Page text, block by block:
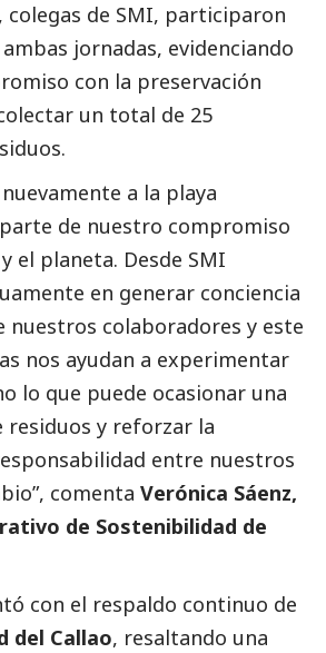
colegas de SMI, participaron
jornadas, evidenciando
con la preservación
un total de 25
a la playa
de nuestro compromiso
el planeta. Desde SMI
en generar conciencia
nuestros colaboradores y este
nos ayudan a experimentar
lo que puede ocasionar una
residuos y reforzar la
entre nuestros
comenta Verónica Sáenz,
de Sostenibilidad de
con el respaldo continuo de
del Callao, resaltando una